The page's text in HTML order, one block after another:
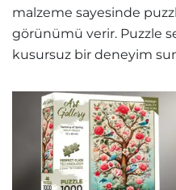
malzeme sayesinde
görünümü verir. Puzzle
kusursuz bir deneyim